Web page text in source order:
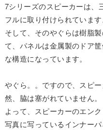
7シリーズのスピーカーは、
フルに取り付けられています
そして、そのやぐらは樹脂
て、パネルは金属製のドア
な構造になっています。
やぐら。。ですので、スピ
然、脇は塞がれていません。
よって、スピーカーのエン
写真に写っているインナー